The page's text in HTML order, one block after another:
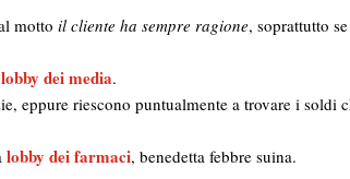
motto il cliente ha sempre ragione, soprattutto
lobby dei media.
eppure riescono puntualmente a trovare i soldi
lobby dei farmaci, benedetta febbre suina.